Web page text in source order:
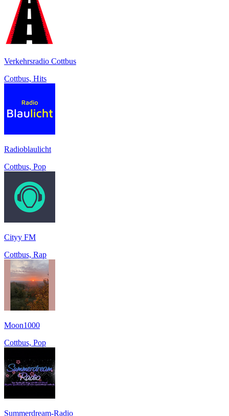
Verkehrsradio Cottbus
Cottbus, Hits
Radioblaulicht
Cottbus, Pop
Cityy FM
Cottbus, Rap
Moon1000
Cottbus, Pop
Summerdream-Radio